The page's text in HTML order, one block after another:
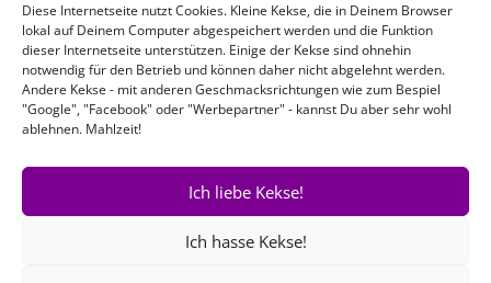
Diese Internetseite nutzt Cookies. Kleine Kekse, die in Deinem Browser
lokal auf Deinem Computer abgespeichert werden und die Funktion
dieser Internetseite unterstützen. Einige der Kekse sind ohnehin
notwendig für den Betrieb und können daher nicht abgelehnt werden.
Andere Kekse - mit anderen Geschmacksrichtungen wie zum Bespiel
"Google", "Facebook" oder "Werbepartner" - kannst Du aber sehr wohl
ablehnen. Mahlzeit!
Ich liebe Kekse!
Ich hasse Kekse!
Nichts Passendes gefunden?
Wenn Sie nach etwas Bestimmtem suchen oder gerne ein Produkt
Ihren Wünschen entsprechend anfertigen lassen möchten,
einfach!